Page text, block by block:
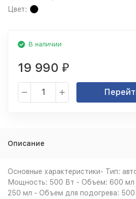
Цвет:
В наличии
19 990 ₽
Описание
Основные характеристики- Тип:
Мощность: 500 Вт - Объем: 600 мл
250 мл - Объем для подогрева: